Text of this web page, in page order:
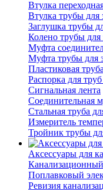
Втулка
Втулка трубы для
Заглушка трубы
Колено трубы для
Муфта
Муфта трубы для
Пластиковая
Распорка для
Сигнальная лента
Соединительная
Стальная труба
Измеритель
Тройник трубы
Аксессуары для
Поплавковый
Ревизия